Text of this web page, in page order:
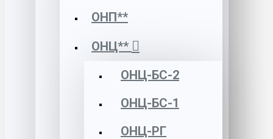
ОНП**
ОНЦ**
ОНЦ-БС-2
ОНЦ-БС-1
ОНЦ-РГ